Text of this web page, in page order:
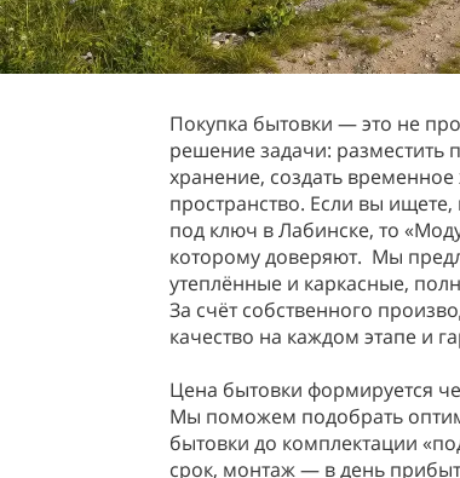
Покупка бытовки — это не
решение задачи: разместить
хранение, создать
пространство. Если вы ищете,
под ключ в Лабинске, то
которому доверяют. Мы
утеплённые и каркасные,
За счёт собственного
качество на каждом этапе и
Цена бытовки формируется
Мы поможем подобрать
бытовки до комплектации
срок, монтаж — в день